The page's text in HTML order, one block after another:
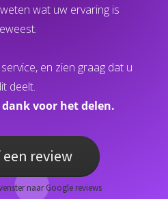
wat uw ervaring is
en zien graag dat u
deelt.
voor het delen.
review
naar Google reviews